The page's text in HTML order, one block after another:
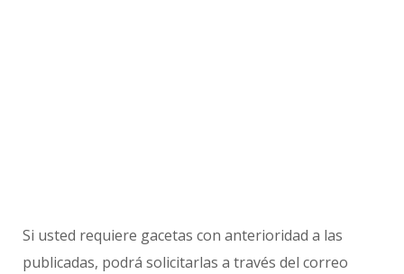
Si usted requiere gacetas con anterioridad a las
publicadas, podrá solicitarlas a través del correo